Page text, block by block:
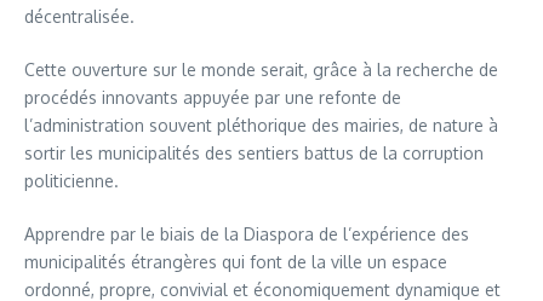
décentralisée.
Cette ouverture sur le monde serait, grâce à la recherche de
procédés innovants appuyée par une refonte de
l’administration souvent pléthorique des mairies, de nature à
sortir les municipalités des sentiers battus de la corruption
politicienne.
Apprendre par le biais de la Diaspora de l’expérience des
municipalités étrangères qui font de la ville un espace
ordonné, propre, convivial et économiquement dynamique et